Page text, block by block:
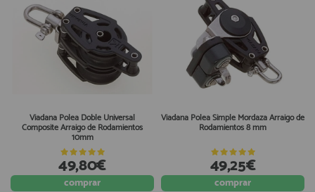
Viadana Polea Doble Universal
Composite Arraigo de Rodamientos
10mm
49,80€
comprar
Viadana Polea Simple Mordaza Arraigo de
Rodamientos 8 mm
49,25€
comprar